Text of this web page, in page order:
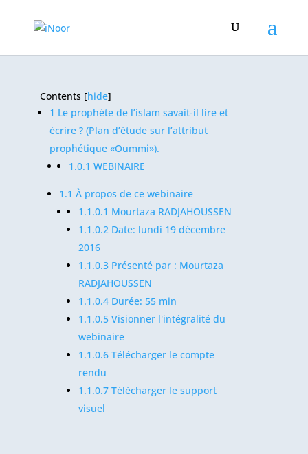
Contents [hide]
1 Le prophète de l’islam savait-il lire et
écrire ? (Plan d’étude sur l’attribut
prophétique «Oummi»).
1.0.1 WEBINAIRE
1.1 À propos de ce webinaire
1.1.0.1 Mourtaza RADJAHOUSSEN
1.1.0.2 Date: lundi 19 décembre
2016
1.1.0.3 Présenté par : Mourtaza
RADJAHOUSSEN
1.1.0.4 Durée: 55 min
1.1.0.5 Visionner l'intégralité du
webinaire
1.1.0.6 Télécharger le compte
rendu
1.1.0.7 Télécharger le support
visuel